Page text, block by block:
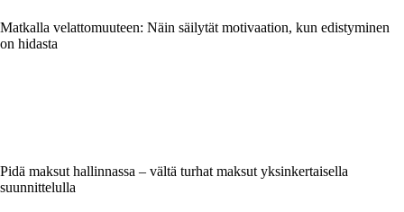
Matkalla velattomuuteen: Näin säilytät motivaation, kun edistyminen
on hidasta
Pidä maksut hallinnassa – vältä turhat maksut yksinkertaisella
suunnittelulla